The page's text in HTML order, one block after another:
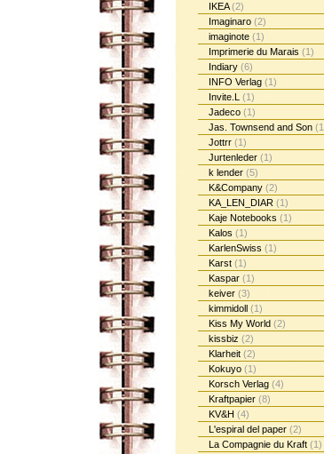
IKEA(2)
Imaginaro (2)
imaginote (1)
Imprimerie du Marais (1)
Indiary (6)
INFO Verlag (1)
Invite.L (1)
Jadeco (1)
Jas. Townsend and Son
Jottrr (1)
Jurtenleder (1)
k lender (5)
K&Company (2)
KA_LEN_DIAR (1)
Kaje Notebooks (1)
Kalos (1)
KarlenSwiss (1)
Karst (1)
Kaspar (1)
keiver (3)
kimmidoll (1)
Kiss My World (2)
kissbiz (2)
Klarheit (2)
Kokuyo (1)
Korsch Verlag (4)
Kraftpapier (8)
KV&H (4)
L'espiral del paper (2)
La Compagnie du Kraft (1)